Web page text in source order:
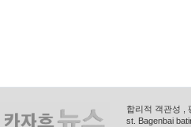
합리적 객관성 ,
st. Bagenbai